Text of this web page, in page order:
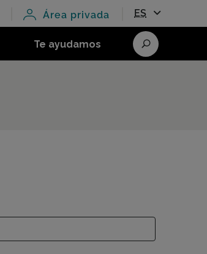
Te ayudamos
Área privada ES
Buscar